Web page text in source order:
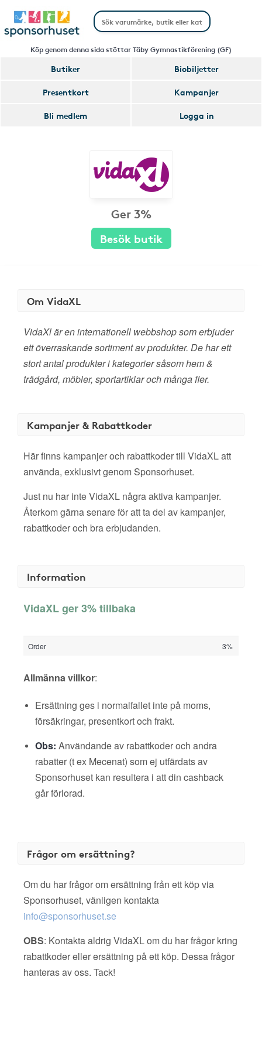
Köp genom denna sida stöttar Täby Gymnastikförening (GF)
Butiker
Biobiljetter
Presentkort
Kampanjer
Bli medlem
Logga in
Ger 3%
Besök butik
Om VidaXL
VidaXl är en internationell webbshop som erbjuder
ett överraskande sortiment av produkter. De har ett
stort antal produkter i kategorier såsom hem &
trädgård, möbler, sportartiklar och många fler.
Kampanjer & Rabattkoder
Här finns kampanjer och rabattkoder till VidaXL att
använda, exklusivt genom Sponsorhuset.
Just nu har inte VidaXL några aktiva kampanjer.
Återkom gärna senare för att ta del av kampanjer,
rabattkoder och bra erbjudanden.
Information
VidaXL ger 3% tillbaka
Order 3%
Allmänna villkor:
Ersättning ges i normalfallet inte på moms,
försäkringar, presentkort och frakt.
Obs: Användande av rabattkoder och andra
rabatter (t ex Mecenat) som ej utfärdats av
Sponsorhuset kan resultera i att din cashback
går förlorad.
Frågor om ersättning?
Om du har frågor om ersättning från ett köp via
Sponsorhuset, vänligen kontakta
info@sponsorhuset.se
OBS: Kontakta aldrig VidaXL om du har frågor kring
rabattkoder eller ersättning på ett köp. Dessa frågor
hanteras av oss. Tack!